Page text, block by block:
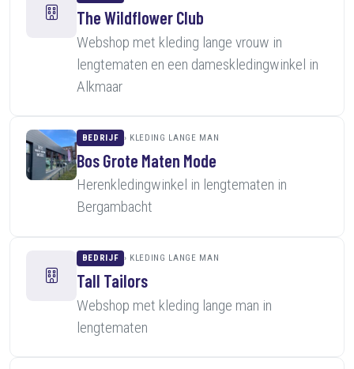
The Wildflower Club
Webshop met kleding lange vrouw in
lengtematen en een dameskledingwinkel in
Alkmaar
BEDRIJF KLEDING LANGE MAN
Bos Grote Maten Mode
Herenkledingwinkel in lengtematen in
Bergambacht
BEDRIJF KLEDING LANGE MAN
Tall Tailors
Webshop met kleding lange man in
lengtematen